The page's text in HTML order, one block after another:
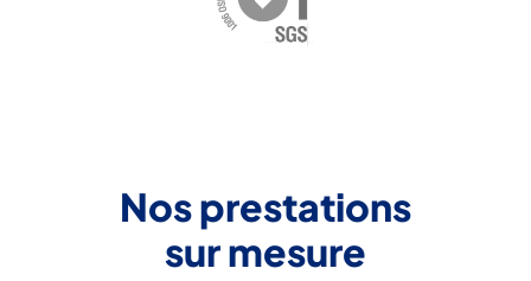
Nos prestations
sur mesure